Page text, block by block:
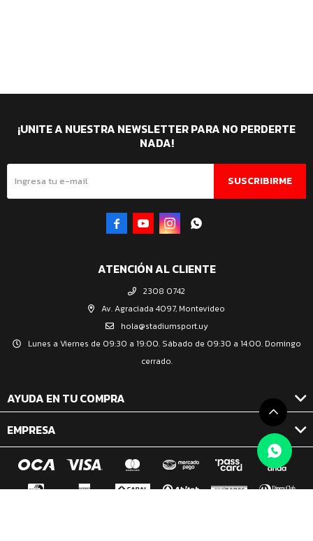
ATENCIÓN AL CLIENTE
2308 0742
Av. Agraciada 4097, Montevideo
hola@stadiumsport.uy
Lunes a Viernes de 09:30 a 19:00. Sábado de 09:30 a 14:00. Domingo
cerrado.
AYUDA EN TU COMPRA
EMPRESA
¡UNITE A NUESTRA NEWSLETTER PARA NO PERDERTE
NADA!
SUSCRIBIRME
   